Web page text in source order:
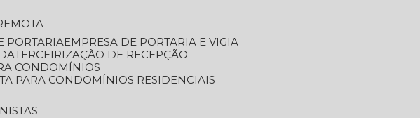
PORTARIA
EMPRESA DE PORTARIA E VIGIA
TERCEIRIZAÇÃO DE RECEPÇÃO
CONDOMÍNIOS
PARA CONDOMÍNIOS RESIDENCIAIS